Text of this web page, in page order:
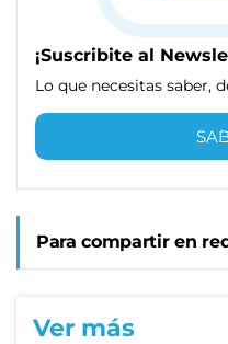
¡Suscribite al
Lo que necesitas saber,
Para compartir en
Ver más